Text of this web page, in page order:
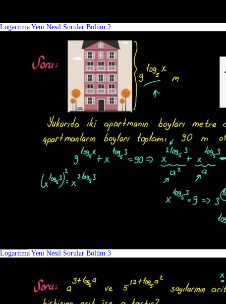
Logaritma Yeni Nesil Sorular Bölüm 2
Logaritma Yeni Nesil Sorular Bölüm 3